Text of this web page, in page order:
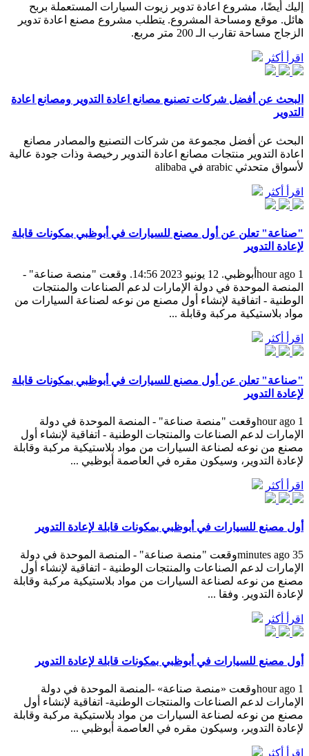
إليك أيضًا، مشروع اعادة تدوير زيوت السيارات المستعملة بربح
هائل. موقع ومساحة المشروع. يتطلب مشروع مصنع اعادة تدوير
الزجاج مساحة تقارب الـ 200 متر مربع.
اقرأ أكثر
البحث عن أفضل شركات تصنيع مصانع اعادة التدوير ومصانع اعادة
التدوير
البحث عن أفضل مجموعة من شركات التصنيع والمصادر مصانع
اعادة التدوير منتجات مصانع اعادة التدوير رخيصة وذات جودة عالية
لأسواق متحدثي arabic في alibaba
اقرأ أكثر
"صناعة" تعلن عن أول مصنع للسيارات في أبوظبي بمكونات قابلة
لإعادة التدوير
1 hour agoأبوظبي. 12 يونيو 2023 14:56. وقعت "منصة صناعة" -
المنصة الموحدة في دولة الإمارات لدعم الصناعات والمنتجات
الوطنية - اتفاقية لإنشاء أول مصنع من نوعه لصناعة السيارات من
مواد بلاستيكية مركبة وقابلة ...
اقرأ أكثر
"صناعة" تعلن عن أول مصنع للسيارات في أبوظبي بمكونات قابلة
لإعادة التدوير
1 hour agoوقعت "منصة صناعة" - المنصة الموحدة في دولة
الإمارات لدعم الصناعات والمنتجات الوطنية - اتفاقية لإنشاء أول
مصنع من نوعه لصناعة السيارات من مواد بلاستيكية مركبة وقابلة
لإعادة التدوير، وسيكون مقره في العاصمة أبوظبي ...
اقرأ أكثر
أول مصنع للسيارات في أبوظبي بمكونات قابلة لإعادة التدوير
35 minutes agoوقعت "منصة صناعة" - المنصة الموحدة في دولة
الإمارات لدعم الصناعات والمنتجات الوطنية - اتفاقية لإنشاء أول
مصنع من نوعه لصناعة السيارات من مواد بلاستيكية مركبة وقابلة
لإعادة التدوير. وفقا ...
اقرأ أكثر
أول مصنع للسيارات في أبوظبي بمكونات قابلة لإعادة التدوير
1 hour agoوقعت «منصة صناعة» -المنصة الموحدة في دولة
الإمارات لدعم الصناعات والمنتجات الوطنية- اتفاقية لإنشاء أول
مصنع من نوعه لصناعة السيارات من مواد بلاستيكية مركبة وقابلة
لإعادة التدوير، وسيكون مقره في العاصمة أبوظبي ...
اقرأ أكثر